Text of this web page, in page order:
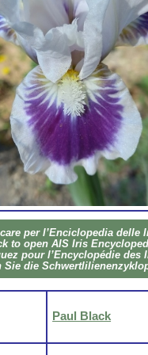
per l’En­ci­clo­pe­dia del­le
to open AIS Iris
pour l’En­cy­clo­pé­die des
Sie die
Paul Black